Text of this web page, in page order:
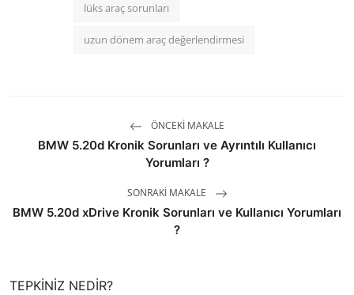
lüks araç sorunları
uzun dönem araç değerlendirmesi
ÖNCEKI MAKALE
BMW 5.20d Kronik Sorunları ve Ayrıntılı Kullanıcı
Yorumları ?
SONRAKI MAKALE
BMW 5.20d xDrive Kronik Sorunları ve Kullanıcı Yorumları
?
TEPKINIZ NEDIR?